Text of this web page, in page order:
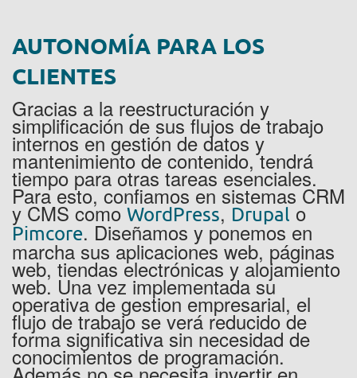
AUTONOMÍA PARA LOS
CLIENTES
Gracias a la reestructuración y
simplificación de sus flujos de trabajo
internos en gestión de datos y
mantenimiento de contenido, tendrá
tiempo para otras tareas esenciales.
Para esto, confiamos en sistemas CRM
y CMS comoWordPress,Drupalo
Pimcore. Diseñamos y ponemos en
marcha sus aplicaciones web, páginas
web, tiendas electrónicas y alojamiento
web. Una vez implementada su
operativa de gestion empresarial, el
flujo de trabajo se verá reducido de
forma significativa sin necesidad de
conocimientos de programación.